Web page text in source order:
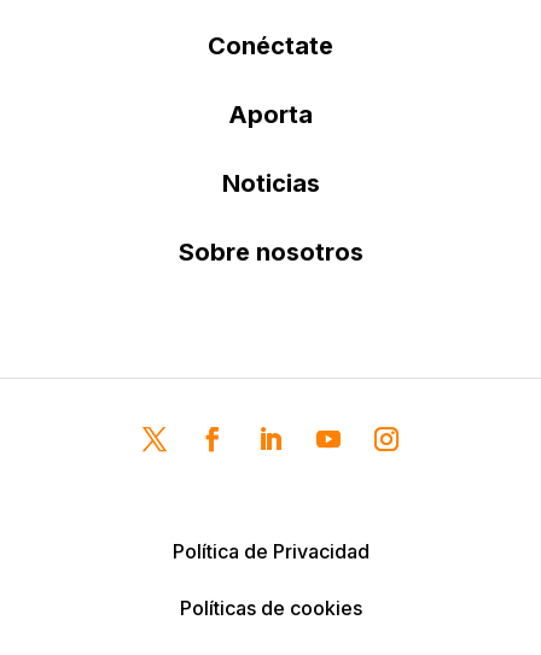
Conéctate
Aporta
Noticias
Sobre nosotros
Política de Privacidad
Políticas de cookies